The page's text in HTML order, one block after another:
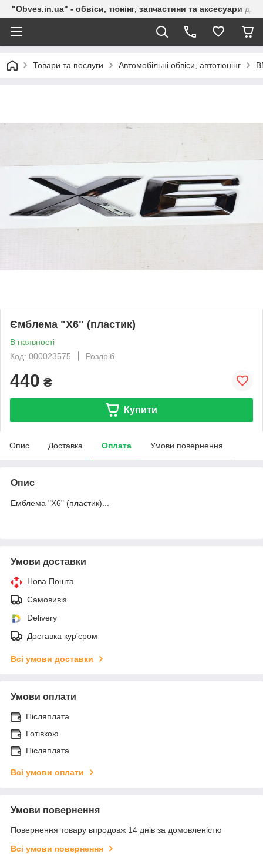
"Obves.in.ua" - обвіси, тюнінг, запчастини та аксесуари
Товари та послуги Автомобільні обвіси, автотюнінг
Ємблема "X6" (пластик)
В наявності
Код: 000023575
Роздріб
440 ₴
Купити
Опис Доставка Оплата Умови повернення
Опис
Емблема "X6" (пластик)...
Умови доставки
Нова Пошта
Самовивіз
Delivery
Доставка кур'єром
Всі умови доставки
Умови оплати
Післяплата
Готівкою
Післяплата
Всі умови оплати
Умови повернення
Повернення товару впродовж 14 днів за домовленістю
Всі умови повернення